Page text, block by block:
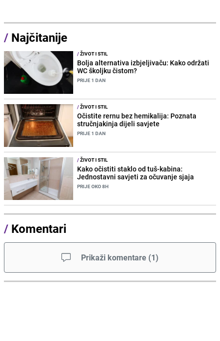
/ Najčitanije
/ŽIVOT I STIL
Bolja alternativa izbjeljivaču: Kako održati
WC školjku čistom?
PRIJE 1 DAN
/ŽIVOT I STIL
Očistite rernu bez hemikalija: Poznata
stručnjakinja dijeli savjete
PRIJE 1 DAN
/ŽIVOT I STIL
Kako očistiti staklo od tuš-kabina:
Jednostavni savjeti za očuvanje sjaja
PRIJE OKO 8H
/ Komentari
Prikaži komentare (1)